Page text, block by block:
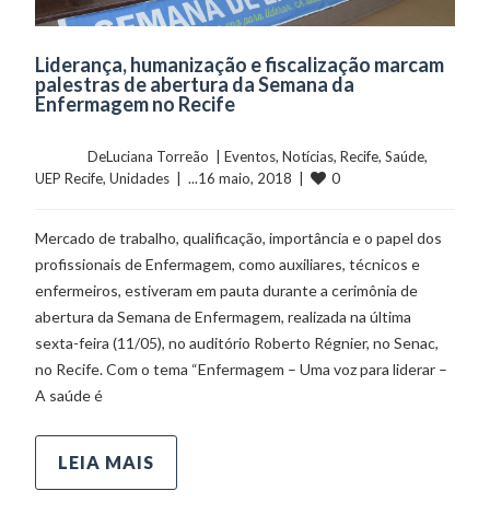
Liderança, humanização e fiscalização marcam
palestras de abertura da Semana da
Enfermagem no Recife
	    	DeLuciana Torreão  |
Eventos, Notícias, Recife, Saúde
UEP Recife, Unidades
  |  ...16 maio, 2018  |
0
Mercado de trabalho, qualificação, importância e o papel dos
profissionais de Enfermagem, como auxiliares, técnicos e
enfermeiros, estiveram em pauta durante a cerimônia de
abertura da Semana de Enfermagem, realizada na última
sexta-feira (11/05), no auditório Roberto Régnier, no Senac,
no Recife. Com o tema “Enfermagem – Uma voz para liderar –
A saúde é
LEIA MAIS